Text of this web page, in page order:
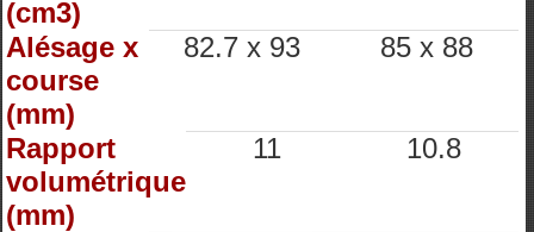
(cm3)
Alésage x
course
(mm)
82.7 x 93 85 x 88
Rapport
volumétrique
(mm)
11 10.8